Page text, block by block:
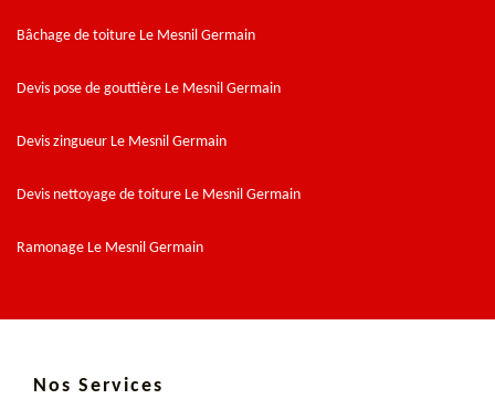
Bâchage de toiture Le Mesnil Germain
Devis pose de gouttière Le Mesnil Germain
Devis zingueur Le Mesnil Germain
Devis nettoyage de toiture Le Mesnil Germain
Ramonage Le Mesnil Germain
Nos Services